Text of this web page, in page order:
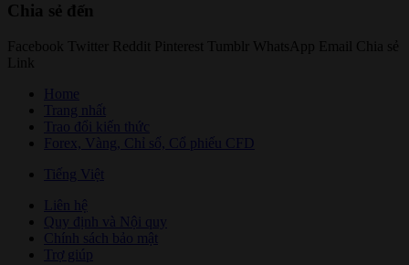
Chia sẻ đến
Facebook Twitter Reddit Pinterest Tumblr WhatsApp Email
Chia sẻ
Link
Home
Trang nhất
Trao đổi kiến thức
Forex, Vàng, Chỉ số, Cổ phiếu CFD
Tiếng Việt
Liên hệ
Quy định và Nội quy
Chính sách bảo mật
Trợ giúp